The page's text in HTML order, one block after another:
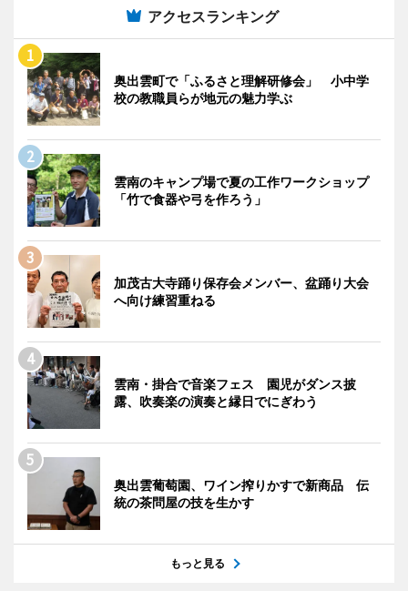
アクセスランキング
奥出雲町で「ふるさと理解研修会」 小中学
校の教職員らが地元の魅力学ぶ
雲南のキャンプ場で夏の工作ワークショップ
「竹で食器や弓を作ろう」
加茂古大寺踊り保存会メンバー、盆踊り大会
へ向け練習重ねる
雲南・掛合で音楽フェス 園児がダンス披
露、吹奏楽の演奏と縁日でにぎわう
奥出雲葡萄園、ワイン搾りかすで新商品 伝
統の茶問屋の技を生かす
もっと見る